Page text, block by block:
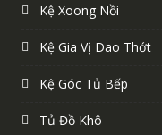
Kệ Xoong Nồi
Kệ Gia Vị Dao Thớt
Kệ Góc Tủ Bếp
Tủ Đồ Khô